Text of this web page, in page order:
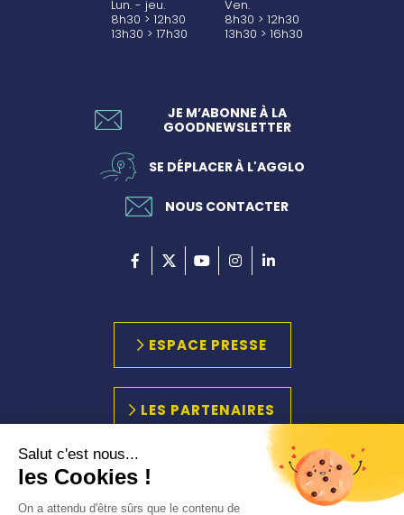
Salut c'est nous...
les Cookies !
On a attendu d'être sûrs que le contenu de
Lun. - jeu.
8h30 > 12h30
13h30 > 17h30
Ven.
8h30 > 12h30
13h30 > 16h30
JE M’ABONNE À LA
GOODNEWSLETTER
SE DÉPLACER À L'AGGLO
NOUS CONTACTER
ESPACE PRESSE
LES PARTENAIRES
PLAN DU SITE
MARCHÉS PUBLICS